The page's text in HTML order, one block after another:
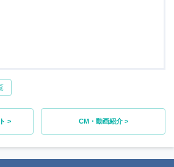
> CM・動画紹介 >